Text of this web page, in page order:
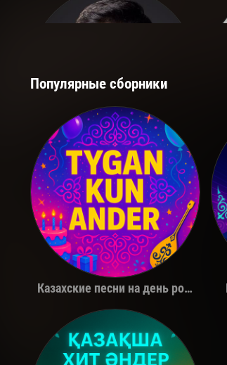
Қуандық Рахым
Популярные сборники
Казахские песни на день рождения